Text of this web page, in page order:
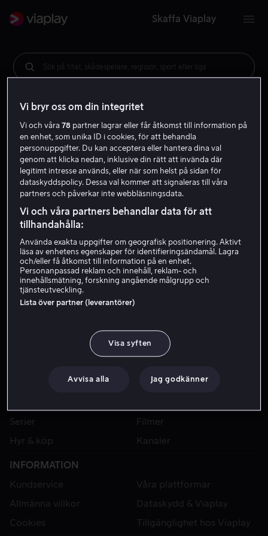
Skaffa Viaplay
Sök på titel, skådespelare, regissör, sport eller liga
Serier
Filmer
Hyr & köp
Kanaler
INFORMATION
Kundservice
Våra plattformar
Allmänna villkor
Dataskydd & Viaplay
Cookies
Tillgänglighet hos Viaplay
Vi bryr oss om din integritet
Vi och våra78 partner lagrar eller får åtkomst till information på
en enhet, som unika ID i cookies, för att behandla
personuppgifter. Du kan acceptera eller hantera dina val
genom att klicka nedan, inklusive din rätt att invända där
legitimt intresse används, eller när som helst på sidan för
dataskyddspolicy. Dessa val kommer att signaleras till våra
partners och påverkar inte webbläsningsdata.
Vi och våra partners behandlar data för att
tillhandahålla:
Använda exakta uppgifter om geografisk positionering. Aktivt
läsa av enhetens egenskaper för identifieringsändamål. Lagra
och/eller få åtkomst till information på en enhet.
Personanpassad reklam och innehåll, reklam- och
innehållsmätning, forskning angående målgrupp och
tjänsteutveckling.
Lista över partner (leverantörer)
Visa syften
Avvisa alla Jag godkänner